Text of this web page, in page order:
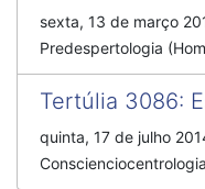
sexta, 13 de março
Predespertologia
Tertúlia 3086:
quinta, 17 de julho